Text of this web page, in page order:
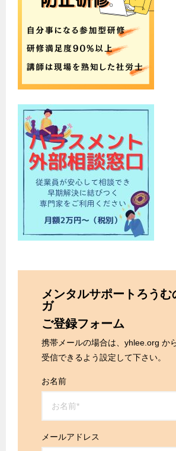
メンタルサポートろうむ
ガ
ご登録フォーム
携帯メールの場合は、yhlee.org か
受信できるよう設定して下さい。
お名前
メールアドレス